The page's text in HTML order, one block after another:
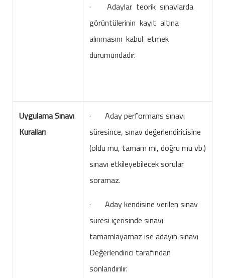
· Adaylar teorik sınavlarda
görüntülerinin kayıt altına
alınmasını kabul etmek
durumundadır.
Uygulama Sınavı
Kuralları
· Aday performans sınavı
süresince, sınav değerlendiricisine
(oldu mu, tamam mı, doğru mu vb.)
sınavı etkileyebilecek sorular
soramaz.
· Aday kendisine verilen sınav
süresi içerisinde sınavı
tamamlayamaz ise adayın sınavı
Değerlendirici tarafından
sonlandırılır.